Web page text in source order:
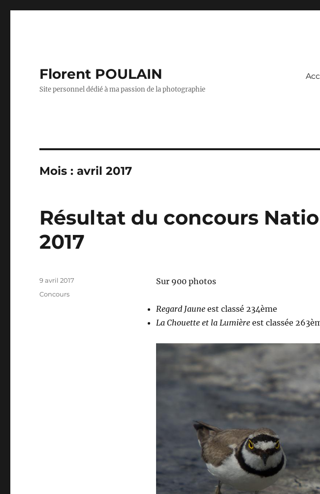
Florent POULAIN
Site personnel dédié à ma passion de la photographie
Mois :avril 2017
Résultat du concours
2017
Sur 900 photos
Regard Jaune est classé 234ème
La Chouette et la Lumièreest classée
Publié
9 avril 2017
Catégories
Concours